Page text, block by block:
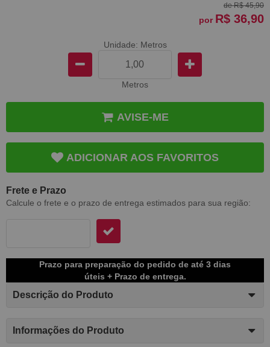
de R$ 45,90
por R$ 36,90
Unidade: Metros
Metros
AVISE-ME
ADICIONAR AOS FAVORITOS
Frete e Prazo
Calcule o frete e o prazo de entrega estimados para sua região:
Prazo para preparação do pedido de até 3 dias
úteis + Prazo de entrega.
Descrição do Produto
Informações do Produto